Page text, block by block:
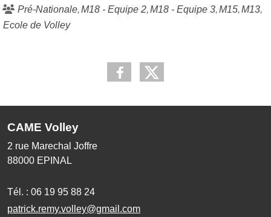
Pré-Nationale M18 - Equipe 2 M18 - Equipe 3 M15 M13
Ecole de Volley
CAME Volley
2 rue Marechal Joffre
88000 EPINAL
Tél. : 06 19 95 88 24
patrick.remy.volley@gmail.com